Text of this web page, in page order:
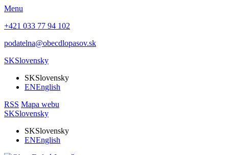
Menu
+421 033 77 94 102
podatelna@obecdlopasov.sk
SKSlovensky
SKSlovensky
ENEnglish
RSS Mapa webu
SKSlovensky
SKSlovensky
ENEnglish